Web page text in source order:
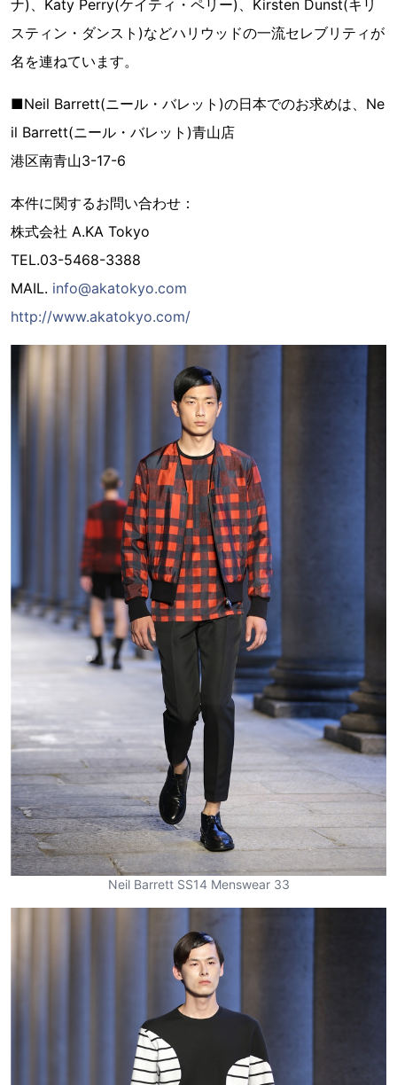
ナ)、Katy Perry(ケイティ・ペリー)、Kirsten Dunst(キリ
スティン・ダンスト)などハリウッドの一流セレブリティが
名を連ねています。
■Neil Barrett(ニール・バレット)の日本でのお求めは、Ne
il Barrett(ニール・バレット)青山店
港区南青山3-17-6
本件に関するお問い合わせ：
株式会社 A.KA Tokyo
TEL.03-5468-3388
MAIL. info@akatokyo.com
http://www.akatokyo.com/
Neil Barrett SS14 Menswear 33